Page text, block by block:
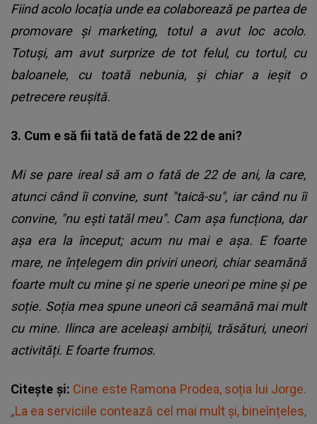
Fiind acolo locația unde ea colaborează pe partea de
promovare și marketing, totul a avut loc acolo.
Totuși, am avut surprize de tot felul, cu tortul, cu
baloanele, cu toată nebunia, și chiar a ieșit o
petrecere reușită.
3. Cum e să fii tată de fată de 22 de ani?
Mi se pare ireal să am o fată de 22 de ani, la care,
atunci când îi convine, sunt "taică-su", iar când nu îi
convine, "nu ești tatăl meu". Cam așa funcționa, dar
așa era la început; acum nu mai e așa. E foarte
mare, ne înțelegem din priviri uneori, chiar seamănă
foarte mult cu mine și ne sperie uneori pe mine și pe
soție. Soția mea spune uneori că seamănă mai mult
cu mine. Ilinca are aceleași ambiții, trăsături, uneori
activități. E foarte frumos.
Citește și: Cine este Ramona Prodea, soția lui Jorge.
„La ea serviciile contează cel mai mult și, bineînțeles,